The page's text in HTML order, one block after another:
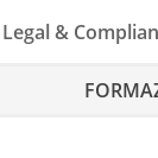
Legal &